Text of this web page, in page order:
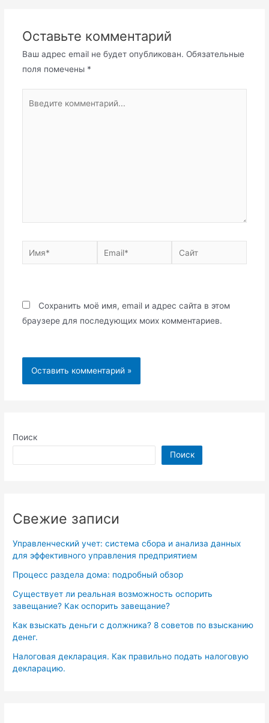
Поиск
Поиск
Свежие записи
Управленческий учет: система сбора и анализа данных
для эффективного управления предприятием
Процесс раздела дома: подробный обзор
Существует ли реальная возможность оспорить
завещание? Как оспорить завещание?
Как взыскать деньги с должника? 8 советов по взысканию
денег.
Налоговая декларация. Как правильно подать налоговую
декларацию.
Оставьте комментарий
Ваш адрес email не будет опубликован. Обязательные
поля помечены *
комментарий...
Имя* Email* Сайт
Сохранить моё имя, email и адрес сайта в этом
браузере для последующих моих комментариев.